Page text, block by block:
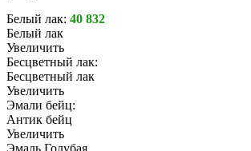
Белый лак: 40 832
Белый лак
Увеличить
Бесцветный лак:
Бесцветный лак
Увеличить
Эмали бейц:
Антик бейц
Увеличить